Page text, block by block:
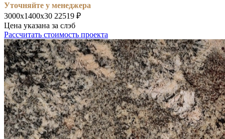
Уточняйте у менеджера
3000х1400х30 22519 ₽
Цена указана за слэб
Рассчитать стоимость проекта